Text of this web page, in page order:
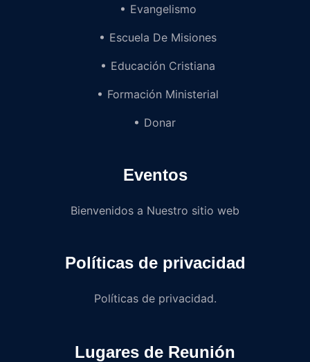
Evangelismo
Escuela De Misiones
Educación Cristiana
Formación Ministerial
Donar
Eventos
Bienvenidos a Nuestro sitio web
Políticas de privacidad
Políticas de privacidad.
Lugares de Reunión